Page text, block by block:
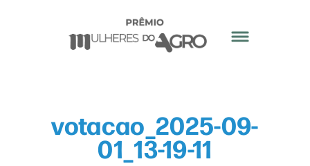
votacao_2025-09-
01_13-19-11